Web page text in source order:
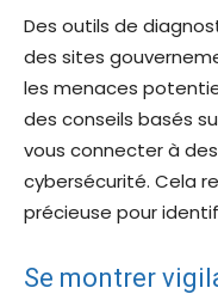
Des outils de
des sites
les menaces
des conseils basés
vous connecter à
cybersécurité. Cela
précieuse pour
Se montrer